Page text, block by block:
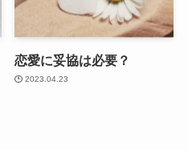
恋愛に妥協は必要？
2023.04.23